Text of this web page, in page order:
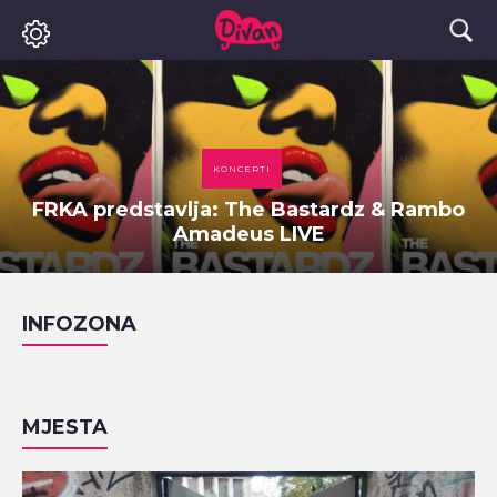
KONCERTI
FRKA predstavlja: The Bastardz & Rambo
Amadeus LIVE
INFOZONA
MJESTA